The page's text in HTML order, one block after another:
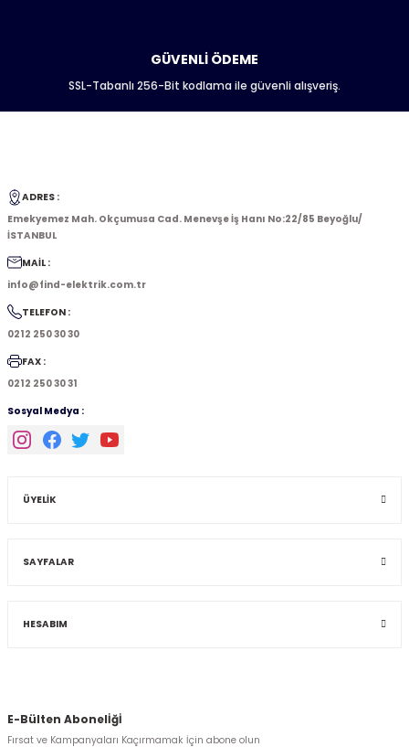
GÜVENLİ ÖDEME
SSL-Tabanlı 256-Bit kodlama ile güvenli alışveriş.
ADRES :
Emekyemez Mah. Okçumusa Cad. Menevşe İş Hanı No:22/85 Beyoğlu/
İSTANBUL
MAİL :
info@find-elektrik.com.tr
TELEFON :
0212 250 30 30
FAX :
0212 250 30 31
Sosyal Medya :
ÜYELİK
SAYFALAR
HESABIM
E-Bülten Abonelİğİ
Fırsat ve Kampanyaları Kaçırmamak İçin abone olun